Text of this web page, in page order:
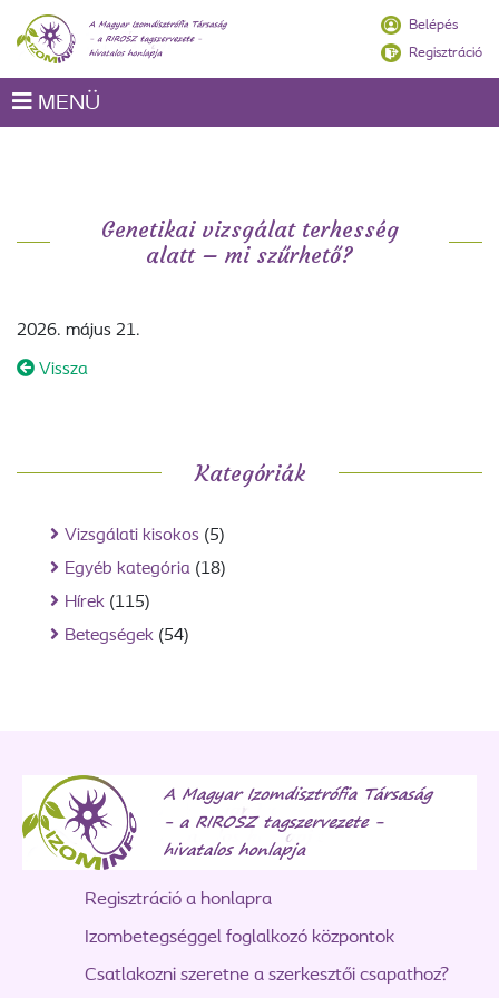
Belépés
Regisztráció
MENÜ
Kategóriák
Vizsgálati kisokos (5)
Egyéb kategória (18)
Hírek (115)
Betegségek (54)
Genetikai vizsgálat terhesség
alatt – mi szűrhető?
2026. május 21.
Vissza
Regisztráció a honlapra
Izombetegséggel foglalkozó központok
Csatlakozni szeretne a szerkesztői csapathoz?